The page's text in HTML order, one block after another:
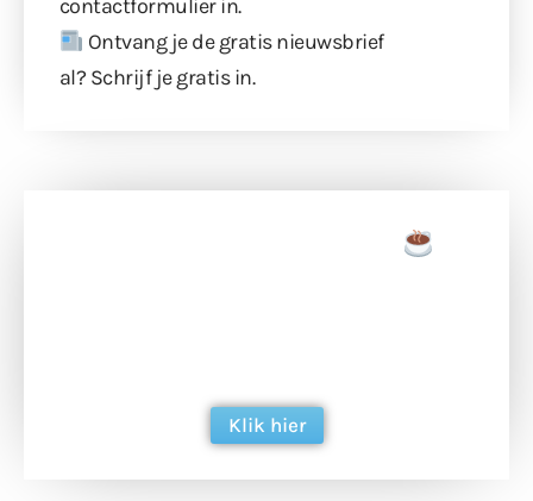
contactformulierin.
Ontvang je de gratis nieuwsbrief
al? Schrijf je gratis in.
Klik hier